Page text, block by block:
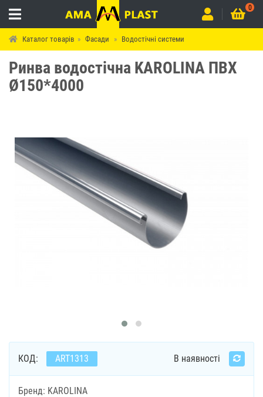
0
Каталог товарів Фасади Водостічні системи
Ринва водостічна KAROLINA ПВХ
Ø150*4000
КОД: ART1313 В наявності
Бренд: KAROLINA